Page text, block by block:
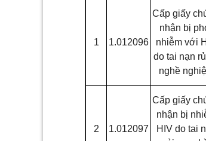
1 1.012096
Cấp giấy
nhận bị
nhiễm với
do tai nạn
nghề
2 1.012097
Cấp giấy
nhận bị
HIV do tai